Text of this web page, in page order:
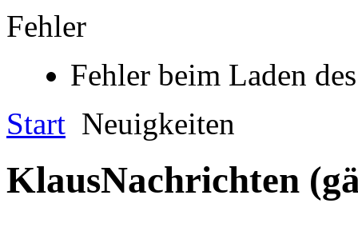
Fehler
Fehler beim Laden
Start Neuigkeiten
KlausNachrichten